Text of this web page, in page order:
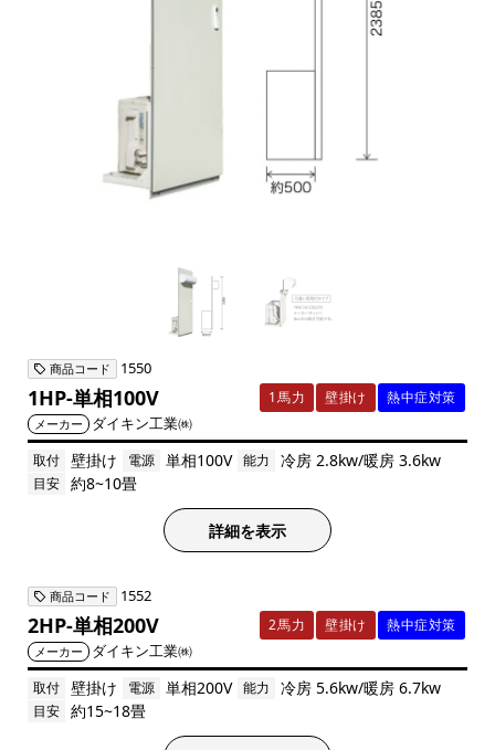
商品コード 1550
1HP-単相100V 1馬力 壁掛け 熱中症対策
メーカー ダイキン工業㈱
取付 壁掛け 電源 単相100V 能力 冷房 2.8kw/暖房 3.6kw
目安 約8~10畳
詳細を表示
商品コード 1552
2HP-単相200V 2馬力 壁掛け 熱中症対策
メーカー ダイキン工業㈱
取付 壁掛け 電源 単相200V 能力 冷房 5.6kw/暖房 6.7kw
目安 約15~18畳